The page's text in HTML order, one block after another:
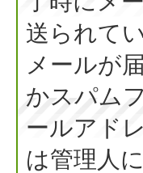
送られて
メールが
かスパム
ールアド
は管理人